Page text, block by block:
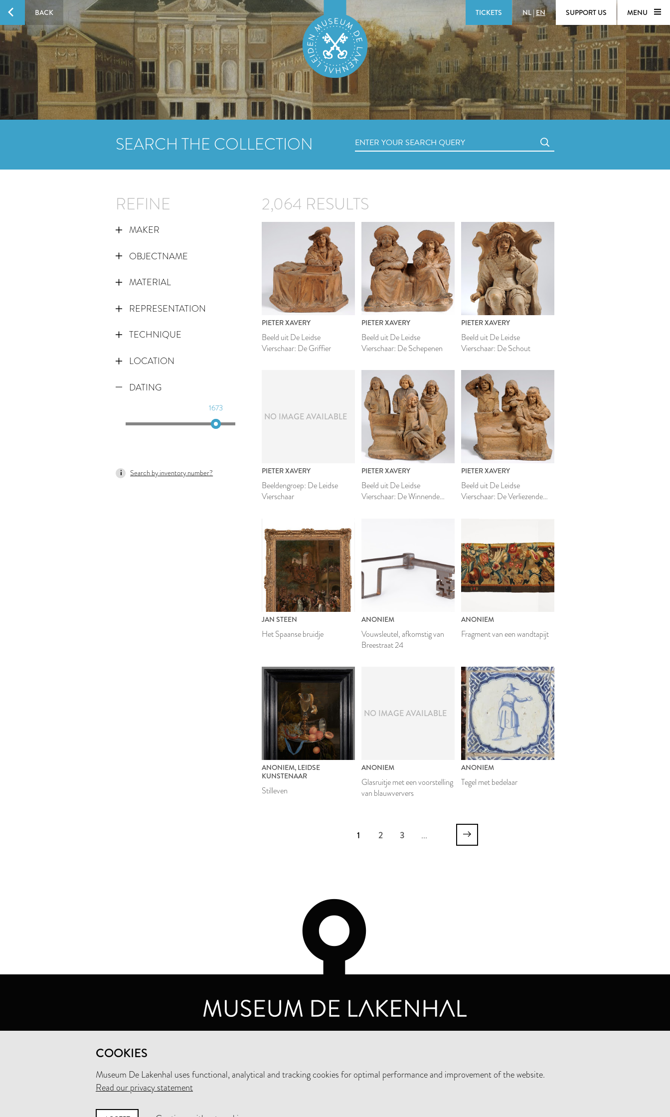
BACK TICKETS NL | EN SUPPORT US MENU
SEARCH THE COLLECTION
REFINE
MAKER
OBJECTNAME
MATERIAL
REPRESENTATION
TECHNIQUE
LOCATION
DATING
1673
1673
Search by inventory number?
2,064 RESULTS
PIETER XAVERY
Beeld uit De Leidse
Vierschaar: De Griffier
PIETER XAVERY
Beeld uit De Leidse
Vierschaar: De Schepenen
PIETER XAVERY
Beeld uit De Leidse
Vierschaar: De Schout
NO IMAGE AVAILABLE
PIETER XAVERY
Beeldengroep: De Leidse
Vierschaar
PIETER XAVERY
Beeld uit De Leidse
Vierschaar: De Winnende
PIETER XAVERY
Beeld uit De Leidse
Vierschaar: De Verliezende
JAN STEEN
Het Spaanse bruidje
ANONIEM
Vouwsleutel, afkomstig van
Breestraat 24
ANONIEM
Fragment van een wandtapijt
ANONIEM, LEIDSE
KUNSTENAAR
Stilleven
NO IMAGE AVAILABLE
ANONIEM
Glasruitje met een voorstelling
van blauwververs
ANONIEM
Tegel met bedelaar
1 2 3 ...
COOKIES
Museum De Lakenhal uses functional, analytical and tracking cookies for optimal performance and improvement of the website.
Read our privacy statement
MUSEUM DE LAKENHAL
OUDE SINGEL 32
+31 (0)71 5165360